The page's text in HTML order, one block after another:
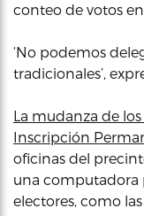
conteo de votos
‘No podemos
tradicionales’,
La mudanza de
Inscripción
oficinas del
una computadora
electores, como